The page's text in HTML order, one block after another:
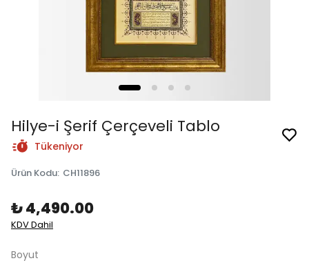
Hilye-i Şerif Çerçeveli Tablo
Tükeniyor
Ürün Kodu: CH11896
₺ 4,490.00
KDV Dahil
Boyut